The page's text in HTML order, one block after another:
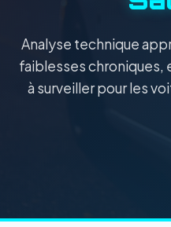
Analyse technique
faiblesses chroniques,
à surveiller pour les